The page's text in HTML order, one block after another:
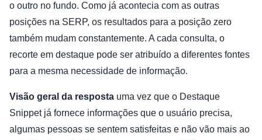
o outro no fundo. Como já acontecia com as outras
posições na SERP, os resultados para a posição zero
também mudam constantemente. A cada consulta, o
recorte em destaque pode ser atribuído a diferentes fontes
para a mesma necessidade de informação.
Visão geral da resposta uma vez que o Destaque
Snippet já fornece informações que o usuário precisa,
algumas pessoas se sentem satisfeitas e não vão mais ao